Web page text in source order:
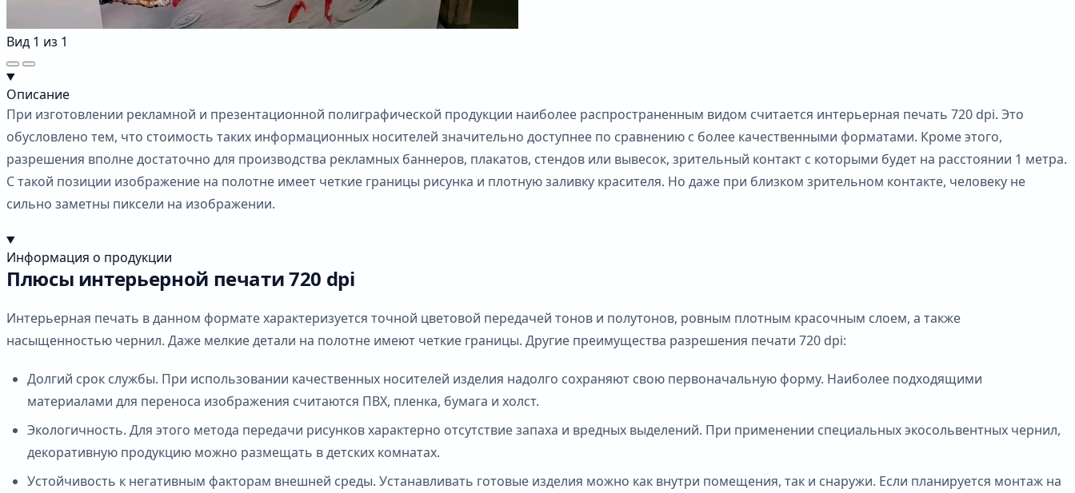
Вид 1 из 1
Описание
При изготовлении рекламной и презентационной полиграфической продукции наиболее распространенным видом считается интерьерная печать 720 dpi. Это
обусловлено тем, что стоимость таких информационных носителей значительно доступнее по сравнению с более качественными форматами. Кроме этого,
разрешения вполне достаточно для производства рекламных баннеров, плакатов, стендов или вывесок, зрительный контакт с которыми будет на расстоянии 1 метра.
С такой позиции изображение на полотне имеет четкие границы рисунка и плотную заливку красителя. Но даже при близком зрительном контакте, человеку не
сильно заметны пиксели на изображении.
Информация о продукции
Плюсы интерьерной печати 720 dpi
Интерьерная печать в данном формате характеризуется точной цветовой передачей тонов и полутонов, ровным плотным красочным слоем, а также
насыщенностью чернил. Даже мелкие детали на полотне имеют четкие границы. Другие преимущества разрешения печати 720 dpi:
Долгий срок службы. При использовании качественных носителей изделия надолго сохраняют свою первоначальную форму. Наиболее подходящими
материалами для переноса изображения считаются ПВХ, пленка, бумага и холст.
Экологичность. Для этого метода передачи рисунков характерно отсутствие запаха и вредных выделений. При применении специальных экосольвентных чернил,
декоративную продукцию можно размещать в детских комнатах.
Устойчивость к негативным факторам внешней среды. Устанавливать готовые изделия можно как внутри помещения, так и снаружи. Если планируется монтаж на